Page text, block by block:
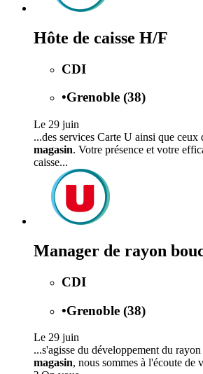
Hôte de caisse H/F
CDI
•Grenoble (38)
Le 29 juin
...des services Carte U ainsi que ceux
magasin. Votre présence et votre
caisse...
Manager de rayon
CDI
•Grenoble (38)
Le 29 juin
...s'agisse du développement du
magasin, nous sommes à l'écoute de